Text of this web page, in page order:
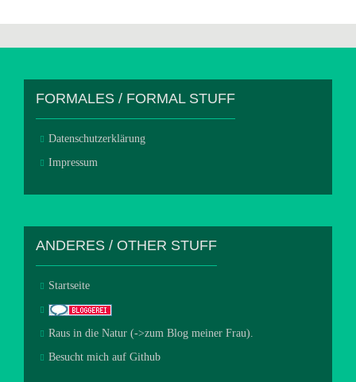
FORMALES / FORMAL STUFF
Datenschutzerklärung
Impressum
ANDERES / OTHER STUFF
Startseite
Raus in die Natur (->zum Blog meiner Frau).
Besucht mich auf Github